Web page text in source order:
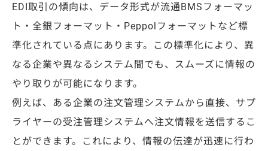
EDI取引の傾向は、データ形式が流通BMSフォーマッ
ト・全銀フォーマット・Peppolフォーマットなど標
準化されている点にあります。この標準化により、異
なる企業や異なるシステム間でも、スムーズに情報の
やり取りが可能になります。
例えば、ある企業の注文管理システムから直接、サプ
ライヤーの受注管理システムへ注文情報を送信するこ
とができます。これにより、情報の伝達が迅速に行わ